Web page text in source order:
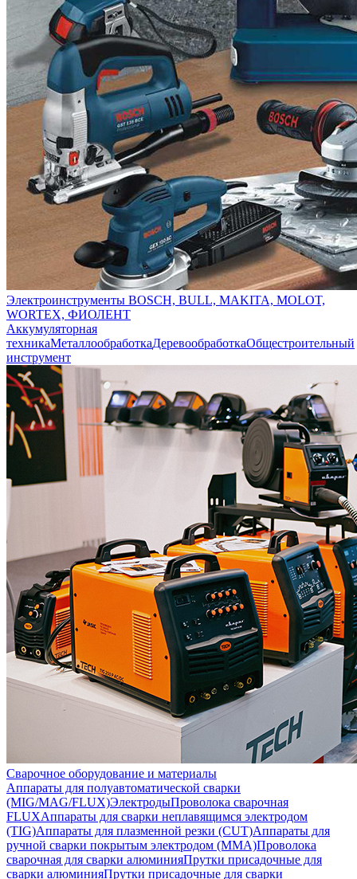
Электроинструменты BOSCH, BULL, MAKITA, MOLOT,
WORTEX, ФИОЛЕНТ
Аккумуляторная
техникаМеталлообработкаДеревообработкаОбщестроительный
инструмент
Сварочное оборудование и материалы
Аппараты для полуавтоматической сварки
(MIG/MAG/FLUX)ЭлектродыПроволока сварочная
FLUXАппараты для сварки неплавящимся электродом
(TIG)Аппараты для плазменной резки (CUT)Аппараты для
ручной сварки покрытым электродом (MMA)Проволока
сварочная для сварки алюминияПрутки присадочные для
сварки алюминияПрутки присадочные для сварки